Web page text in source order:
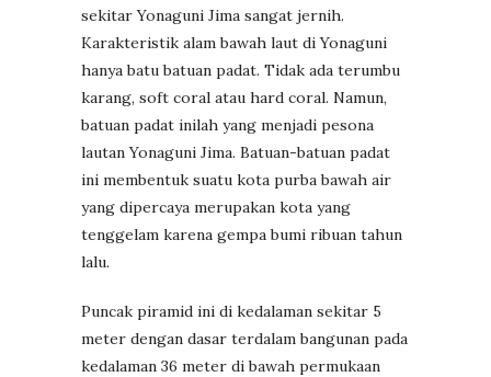
sekitar Yonaguni Jima sangat jernih.
Karakteristik alam bawah laut di Yonaguni
hanya batu batuan padat. Tidak ada terumbu
karang, soft coral atau hard coral. Namun,
batuan padat inilah yang menjadi pesona
lautan Yonaguni Jima. Batuan-batuan padat
ini membentuk suatu kota purba bawah air
yang dipercaya merupakan kota yang
tenggelam karena gempa bumi ribuan tahun
lalu.
Puncak piramid ini di kedalaman sekitar 5
meter dengan dasar terdalam bangunan pada
kedalaman 36 meter di bawah permukaan